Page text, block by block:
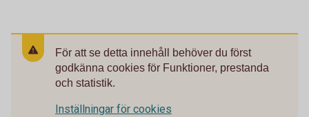
För att se detta innehåll behöver du först
godkänna cookies för Funktioner, prestanda
och statistik.
Inställningar för cookies